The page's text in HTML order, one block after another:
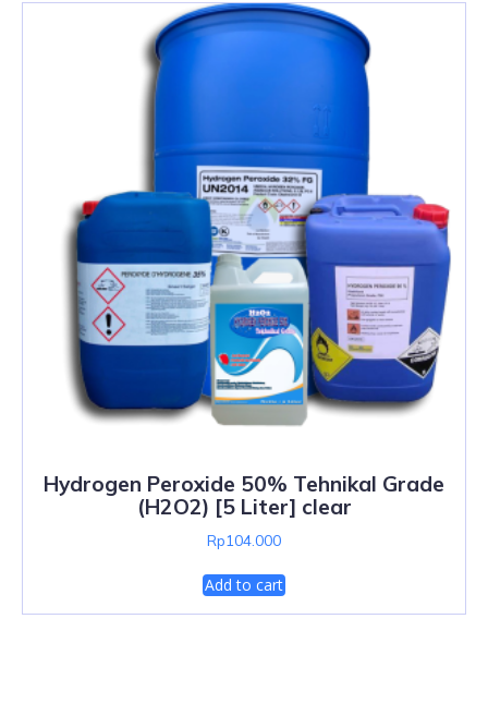
Hydrogen Peroxide 50% Tehnikal Grade
(H2O2) [5 Liter] clear
Rp104.000
Add to cart